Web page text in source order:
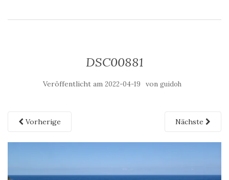
DSC00881
Veröffentlicht am 2022-04-19 von guidoh
Vorherige Nächste